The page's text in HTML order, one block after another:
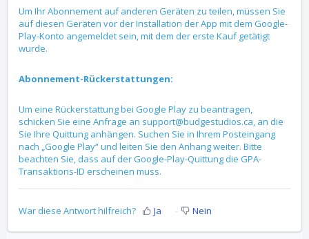
Um Ihr Abonnement auf anderen Geräten zu teilen, müssen Sie
auf diesen Geräten vor der Installation der App mit dem Google-
Play-Konto angemeldet sein, mit dem der erste Kauf getätigt
wurde.
Abonnement-Rückerstattungen:
Um eine Rückerstattung bei Google Play zu beantragen,
schicken Sie eine Anfrage an support@budgestudios.ca, an die
Sie Ihre Quittung anhängen. Suchen Sie in Ihrem Posteingang
nach „Google Play“ und leiten Sie den Anhang weiter. Bitte
beachten Sie, dass auf der Google-Play-Quittung die GPA-
Transaktions-ID erscheinen muss.
War diese Antwort hilfreich? Ja Nein